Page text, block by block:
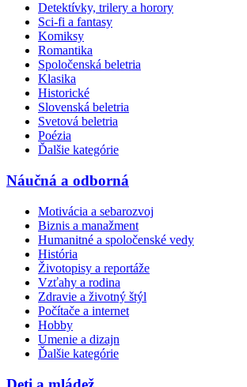
Detektívky, trilery a horory
Sci-fi a fantasy
Komiksy
Romantika
Spoločenská beletria
Klasika
Historické
Slovenská beletria
Svetová beletria
Poézia
Ďalšie kategórie
Náučná a odborná
Motivácia a sebarozvoj
Biznis a manažment
Humanitné a spoločenské vedy
História
Životopisy a reportáže
Vzťahy a rodina
Zdravie a životný štýl
Počítače a internet
Hobby
Umenie a dizajn
Ďalšie kategórie